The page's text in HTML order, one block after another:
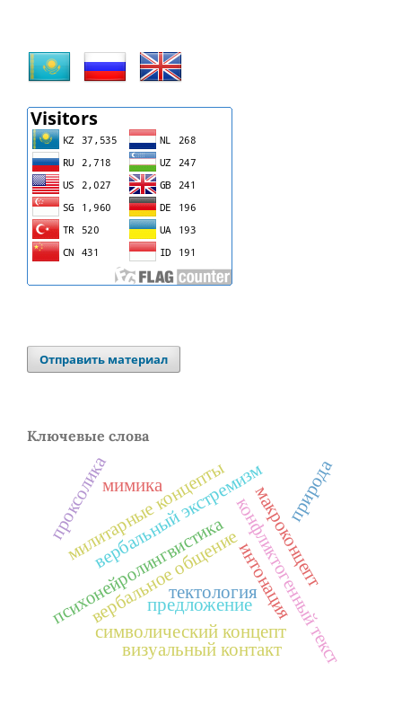
Отправить материал
Ключевые слова
вербальное общение
вербальный экстремизмконфликтогенный текст
макроконцепт
милитарные концепты
символический концепт
психонейролингвистика
проксолика
интонация
мимика
визуальный контакт
предложение
тектология
природа